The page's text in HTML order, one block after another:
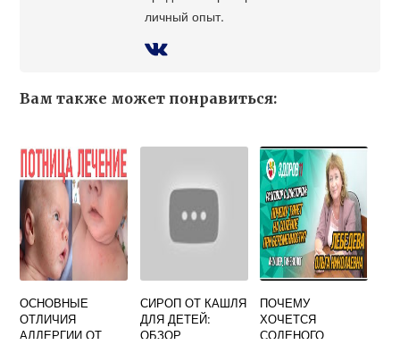
личный опыт.
Вам также может понравиться:
ОСНОВНЫЕ
ОТЛИЧИЯ
АЛЛЕРГИИ ОТ
СИРОП ОТ КАШЛЯ
ДЛЯ ДЕТЕЙ:
ОБЗОР
ПОЧЕМУ
ХОЧЕТСЯ
СОЛЕНОГО